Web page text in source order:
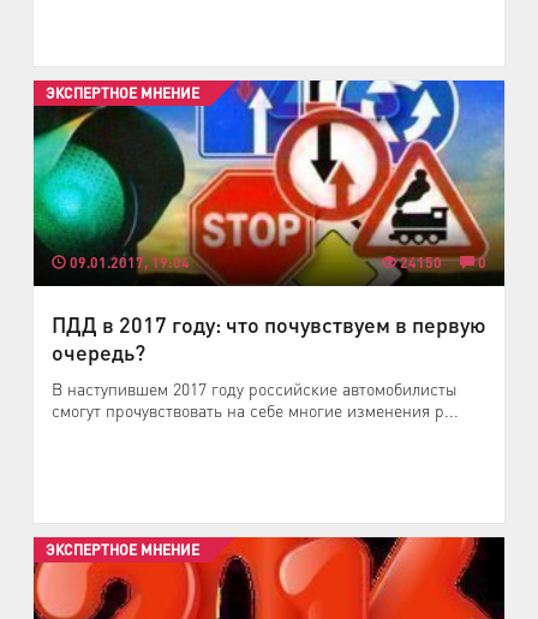
09.01.2017, 19:04 24150 0
ЭКСПЕРТНОЕ МНЕНИЕ
ПДД в 2017 году: что почувствуем в первую
очередь?
В наступившем 2017 году российские автомобилисты
смогут прочувствовать на себе многие изменения р...
ЭКСПЕРТНОЕ МНЕНИЕ